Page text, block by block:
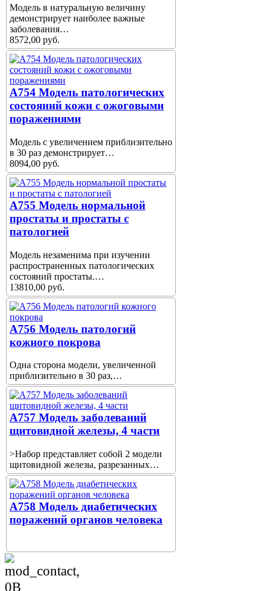
Модель в натуральную величину
демонстрирует наиболее важные
заболевания…
8572,00 руб.
A754 Модель патологических
состояний кожи с ожоговыми
поражениями
Модель с увеличением приблизительно
в 30 раз демонстрирует…
8094,00 руб.
A755 Модель нормальной
простаты и простаты с
патологией
Модель незаменима при изучении
распространенных патологических
состояний простаты.…
13810,00 руб.
A756 Модель патологий
кожного покрова
Одна сторона модели, увеличенной
приблизительно в 30 раз,…
A757 Модель заболеваний
щитовидной железы, 4 части
>Набор представляет собой 2 модели
щитовидной железы, разрезанных…
A758 Модель диабетических
поражений органов человека